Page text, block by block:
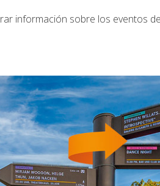
información sobre los eventos